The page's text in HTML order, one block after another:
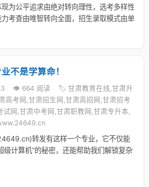
为公平追求由绝对转向理性，选考多样性
考查由唯智转向全面，招生录取模式由单
不是学算命！
👁️ 664 阅读
🏷️ 甘肃教育在线,甘肃升
高考网,甘肃招生网,甘肃高招网,甘肃招考
试网,甘肃中考网,甘肃职教网,甘肃专升本,
转发有这样一个专业，它不仅能
级计算机”的秘密，还能帮助我们解锁复杂